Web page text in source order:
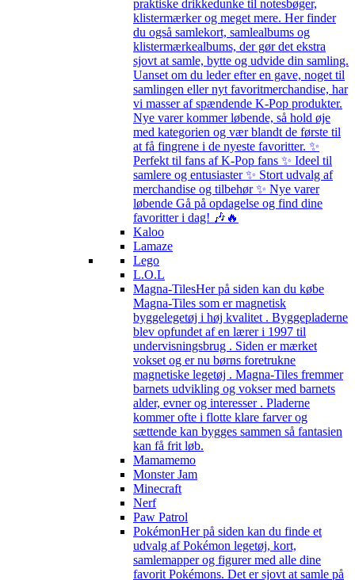
praktiske drikkedunke til notesbøger,
klistermærker og meget mere. Her finder
du også samlekort, samlealbums og
klistermærkealbums, der gør det ekstra
sjovt at samle, bytte og udvide din samling.
Uanset om du leder efter en gave, noget til
samlingen eller nyt favoritmerchandise, har
vi masser af spændende K-Pop produkter.
Nye varer kommer løbende, så hold øje
med kategorien og vær blandt de første til
at få fingrene i de nyeste favoritter. ✨
Perfekt til fans af K-Pop fans ✨ Ideel til
samlere og entusiaster ✨ Stort udvalg af
merchandise og tilbehør ✨ Nye varer
løbende Gå på opdagelse og find dine
favoritter i dag! 🎶🔥
Kaloo
Lamaze
Lego
L.O.L
Magna-TilesHer på siden kan du købe
Magna-Tiles som er magnetisk
byggelegetøj i høj kvalitet . Byggepladerne
blev opfundet af en lærer i 1997 til
undervisningsbrug . Siden er mærket
vokset og er nu børns foretrukne
magnetiske legetøj . Magna-Tiles fremmer
barnets udvikling og vokser med barnets
alder, evner og interesser . Pladerne
kommer ofte i flotte klare farver og
sættende kan bygges sammen så fantasien
kan få frit løb.
Mamamemo
Monster Jam
Minecraft
Nerf
Paw Patrol
PokémonHer på siden kan du finde et
udvalg af Pokémon legetøj, kort,
samlemapper og figurer med alle dine
favorit Pokémons. Det er sjovt at samle på